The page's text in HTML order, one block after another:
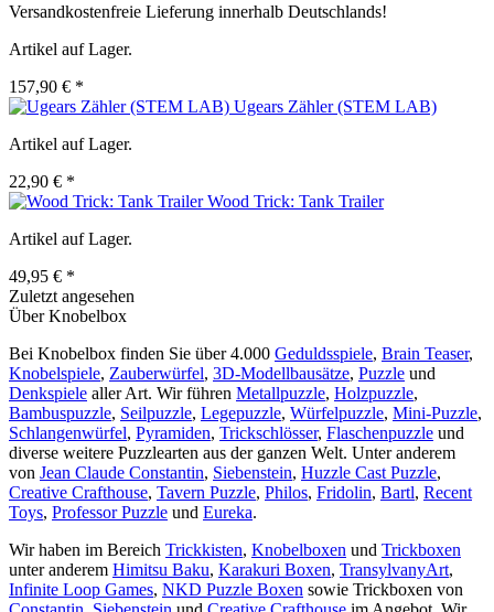
Versandkostenfreie Lieferung innerhalb Deutschlands!
Artikel auf Lager.
157,90 € *
Ugears Zähler (STEM LAB)
Artikel auf Lager.
22,90 € *
Wood Trick: Tank Trailer
Artikel auf Lager.
49,95 € *
Zuletzt angesehen
Über Knobelbox
Bei Knobelbox finden Sie über 4.000 Geduldsspiele, Brain Teaser,
Knobelspiele, Zauberwürfel, 3D-Modellbausätze, Puzzle und
Denkspiele aller Art. Wir führen Metallpuzzle, Holzpuzzle,
Bambuspuzzle, Seilpuzzle, Legepuzzle, Würfelpuzzle, Mini-Puzzle,
Schlangenwürfel, Pyramiden, Trickschlösser, Flaschenpuzzle und
diverse weitere Puzzlearten aus der ganzen Welt. Unter anderem
von Jean Claude Constantin, Siebenstein, Huzzle Cast Puzzle,
Creative Crafthouse, Tavern Puzzle, Philos, Fridolin, Bartl, Recent
Toys, Professor Puzzle und Eureka.
Wir haben im Bereich Trickkisten, Knobelboxen und Trickboxen
unter anderem Himitsu Baku, Karakuri Boxen, TransylvanyArt,
Infinite Loop Games, NKD Puzzle Boxen sowie Trickboxen von